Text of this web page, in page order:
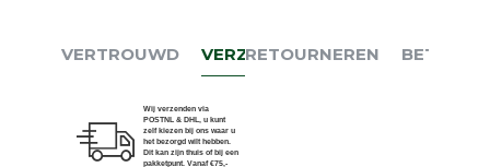
VERTROUWD VERZENDEN
Wij verzenden via
POSTNL & DHL, u kunt
zelf kiezen bij ons waar u
het bezorgd wilt hebben.
Dit kan zijn thuis of bij een
pakketpunt. Vanaf €75,-
RETOURNEREN BETALEN